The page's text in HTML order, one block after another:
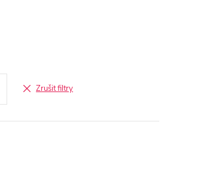
Zrušit filtry